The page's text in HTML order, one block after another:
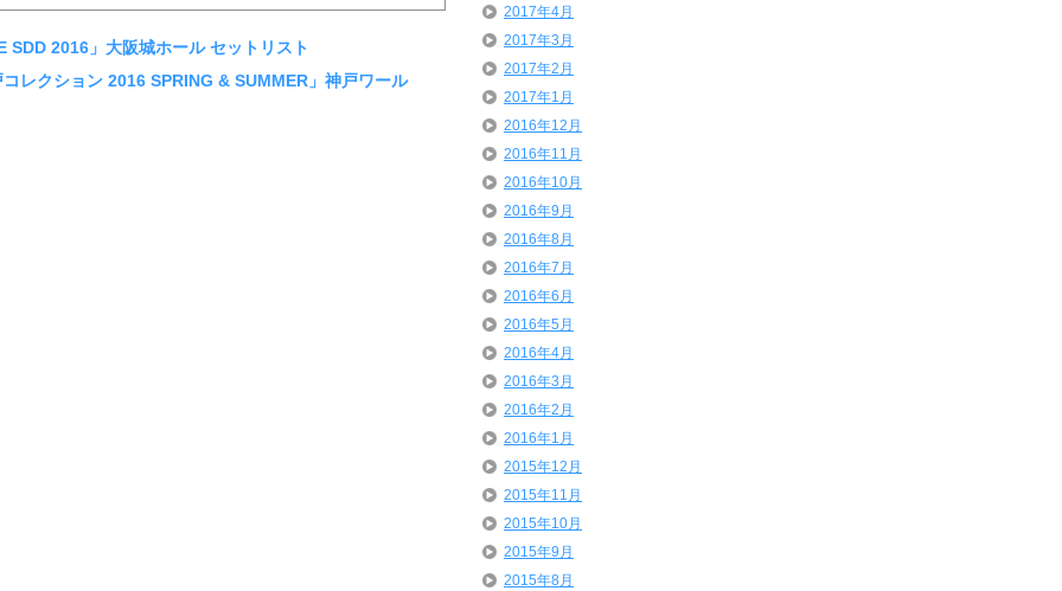
2016」大阪城ホール セットリスト
レクション 2016 SPRING & SUMMER」神戸ワール
2017年4月
2017年3月
2017年2月
2017年1月
2016年12月
2016年11月
2016年10月
2016年9月
2016年8月
2016年7月
2016年6月
2016年5月
2016年4月
2016年3月
2016年2月
2016年1月
2015年12月
2015年11月
2015年10月
2015年9月
2015年8月